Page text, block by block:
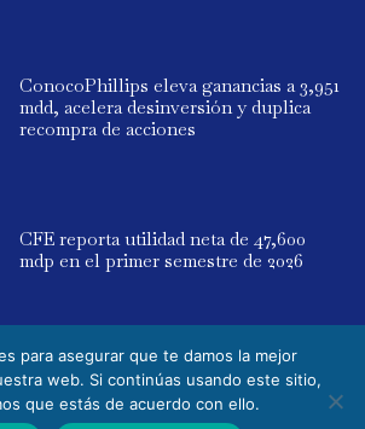
ConocoPhillips eleva ganancias a 3,951
mdd, acelera desinversión y duplica
recompra de acciones
CFE reporta utilidad neta de 47,600
mdp en el primer semestre de 2026
Todos los derechos reservados. Powered by
para asegurar que te damos la mejor
web. Si continúas usando este sitio,
que estás de acuerdo con ello.